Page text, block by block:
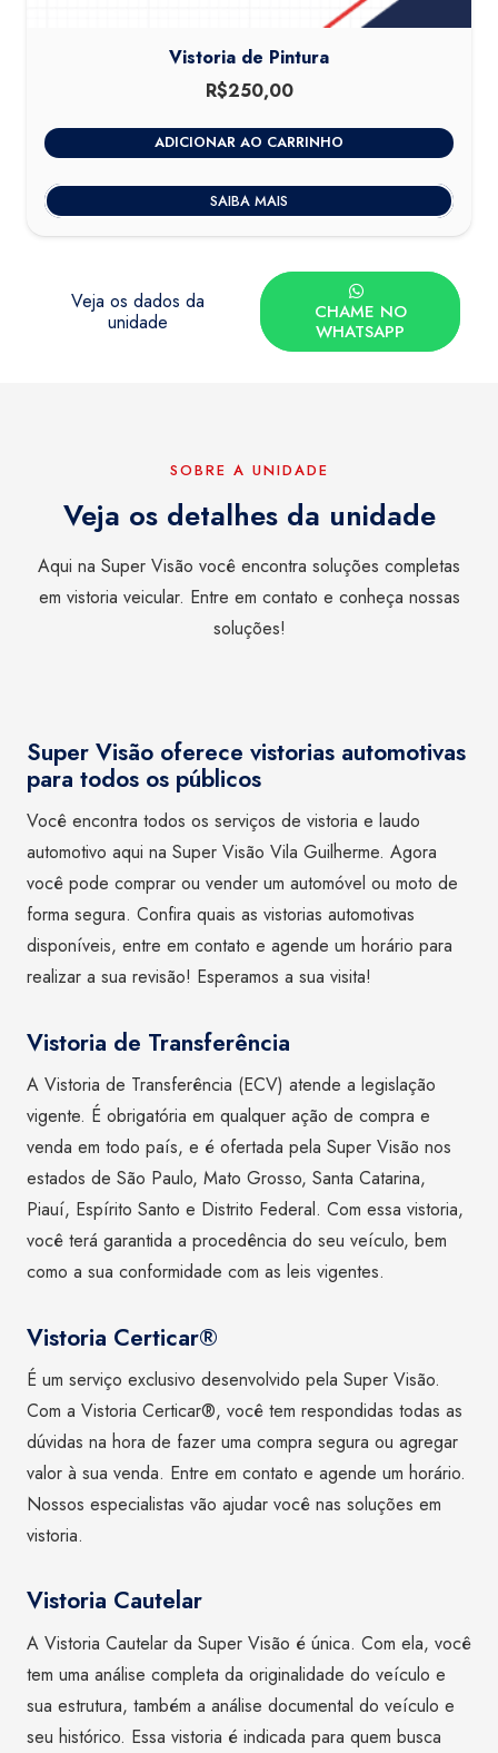
Vistoria de Pintura
R$250,00
ADICIONAR AO CARRINHO
SAIBA MAIS
Veja os dados da
unidade
CHAME NO
WHATSAPP
SOBRE A UNIDADE
Veja os detalhes da unidade
Aqui na Super Visão você encontra soluções completas
em vistoria veicular. Entre em contato e conheça nossas
soluções!
Super Visão oferece vistorias automotivas
para todos os públicos
Você encontra todos os serviços de vistoria e laudo
automotivo aqui na Super Visão Vila Guilherme. Agora
você pode comprar ou vender um automóvel ou moto de
forma segura. Confira quais as vistorias automotivas
disponíveis, entre em contato e agende um horário para
realizar a sua revisão! Esperamos a sua visita!
Vistoria de Transferência
A Vistoria de Transferência (ECV) atende a legislação
vigente. É obrigatória em qualquer ação de compra e
venda em todo país, e é ofertada pela Super Visão nos
estados de São Paulo, Mato Grosso, Santa Catarina,
Piauí, Espírito Santo e Distrito Federal. Com essa vistoria,
você terá garantida a procedência do seu veículo, bem
como a sua conformidade com as leis vigentes.
Vistoria Certicar®
É um serviço exclusivo desenvolvido pela Super Visão.
Com a Vistoria Certicar®, você tem respondidas todas as
dúvidas na hora de fazer uma compra segura ou agregar
valor à sua venda. Entre em contato e agende um horário.
Nossos especialistas vão ajudar você nas soluções em
vistoria.
Vistoria Cautelar
A Vistoria Cautelar da Super Visão é única. Com ela, você
tem uma análise completa da originalidade do veículo e
sua estrutura, também a análise documental do veículo e
seu histórico. Essa vistoria é indicada para quem busca